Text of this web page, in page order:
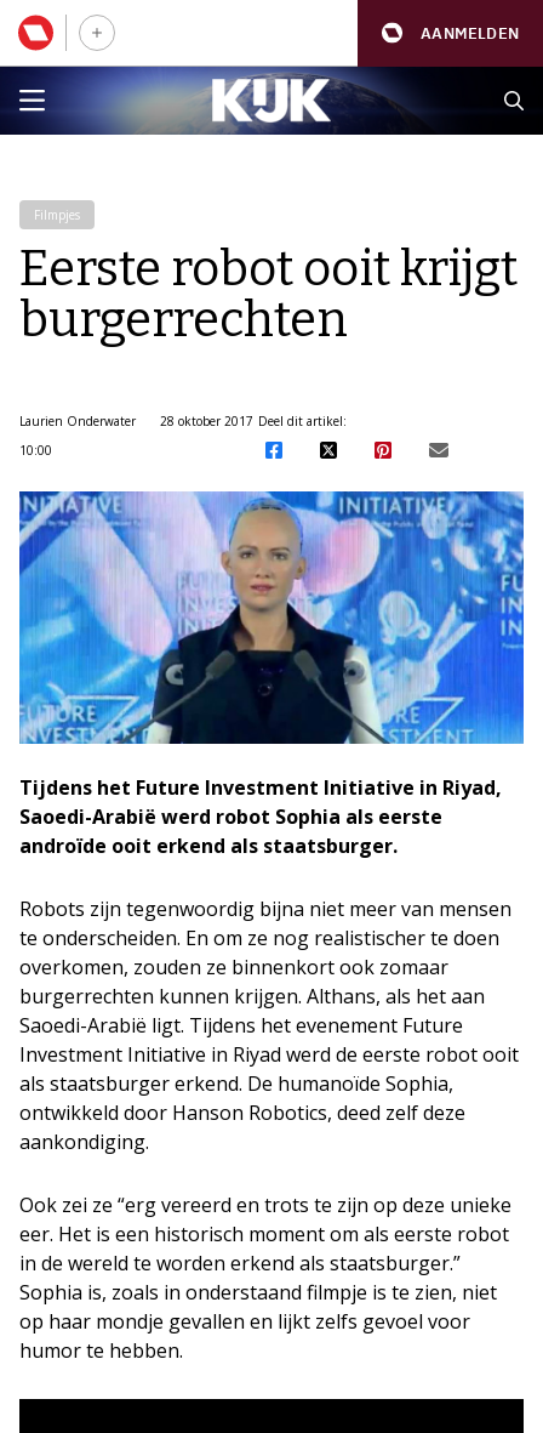
AANMELDEN
Filmpjes
Eerste robot ooit krijgt
burgerrechten
Laurien Onderwater
28 oktober 2017
10:00
Deel dit artikel:
Tijdens het Future Investment Initiative in Riyad,
Saoedi-Arabië werd robot Sophia als eerste
androïde ooit erkend als staatsburger.
Robots zijn tegenwoordig bijna niet meer van mensen
te onderscheiden. En om ze nog realistischer te doen
overkomen, zouden ze binnenkort ook zomaar
burgerrechten kunnen krijgen. Althans, als het aan
Saoedi-Arabië ligt. Tijdens het evenement Future
Investment Initiative in Riyad werd de eerste robot ooit
als staatsburger erkend. De humanoïde Sophia,
ontwikkeld door Hanson Robotics, deed zelf deze
aankondiging.
Ook zei ze “erg vereerd en trots te zijn op deze unieke
eer. Het is een historisch moment om als eerste robot
in de wereld te worden erkend als staatsburger.”
Sophia is, zoals in onderstaand filmpje is te zien, niet
op haar mondje gevallen en lijkt zelfs gevoel voor
humor te hebben.